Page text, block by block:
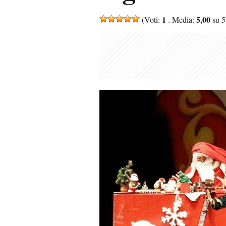
(Voti: 1 . Media: 5,00su